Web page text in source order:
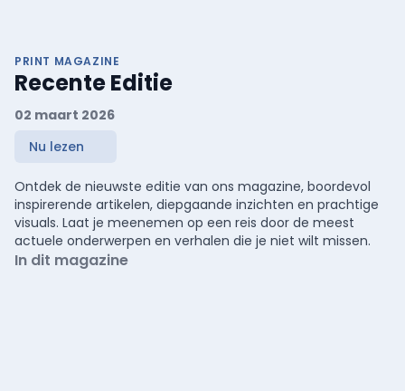
PRINT MAGAZINE
Recente Editie
02 maart 2026
Nu lezen
Ontdek de nieuwste editie van ons magazine, boordevol
inspirerende artikelen, diepgaande inzichten en prachtige
visuals. Laat je meenemen op een reis door de meest
actuele onderwerpen en verhalen die je niet wilt missen.
In dit magazine